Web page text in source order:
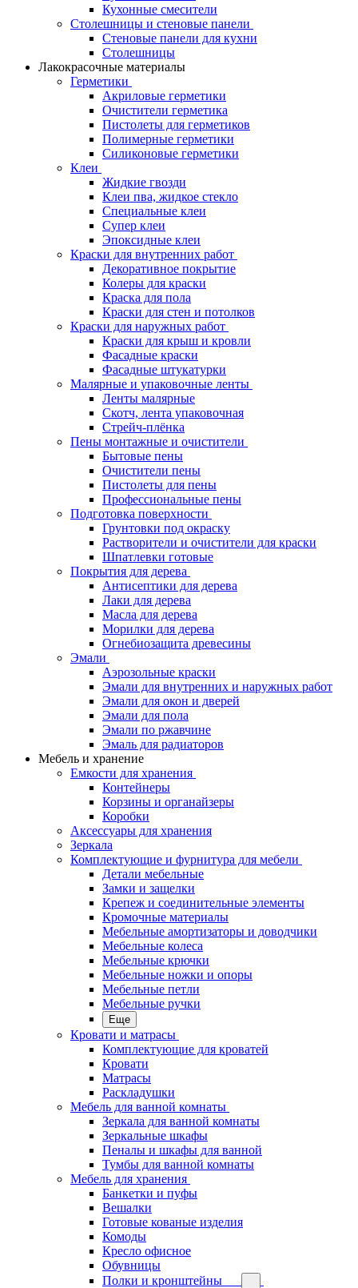
Кухонные смесители
Столешницы и стеновые панели
Стеновые панели для кухни
Столешницы
Лакокрасочные материалы
Герметики
Акриловые герметики
Очистители герметика
Пистолеты для герметиков
Полимерные герметики
Силиконовые герметики
Клеи
Жидкие гвозди
Клеи пва, жидкое стекло
Специальные клеи
Супер клеи
Эпоксидные клеи
Краски для внутренних работ
Декоративное покрытие
Колеры для краски
Краска для пола
Краски для стен и потолков
Краски для наружных работ
Краски для крыш и кровли
Фасадные краски
Фасадные штукатурки
Малярные и упаковочные ленты
Ленты малярные
Скотч, лента упаковочная
Стрейч-плёнка
Пены монтажные и очистители
Бытовые пены
Очистители пены
Пистолеты для пены
Профессиональные пены
Подготовка поверхности
Грунтовки под окраску
Растворители и очистители для краски
Шпатлевки готовые
Покрытия для дерева
Антисептики для дерева
Лаки для дерева
Масла для дерева
Морилки для дерева
Огнебиозащита древесины
Эмали
Аэрозольные краски
Эмали для внутренних и наружных работ
Эмали для окон и дверей
Эмали для пола
Эмали по ржавчине
Эмаль для радиаторов
Мебель и хранение
Емкости для хранения
Контейнеры
Корзины и органайзеры
Коробки
Аксессуары для хранения
Зеркала
Комплектующие и фурнитура для мебели
Детали мебельные
Замки и защелки
Крепеж и соединительные элементы
Кромочные материалы
Мебельные амортизаторы и доводчики
Мебельные колеса
Мебельные крючки
Мебельные ножки и опоры
Мебельные петли
Мебельные ручки
Еще
Кровати и матрасы
Комплектующие для кроватей
Кровати
Матрасы
Раскладушки
Мебель для ванной комнаты
Зеркала для ванной комнаты
Зеркальные шкафы
Пеналы и шкафы для ванной
Тумбы для ванной комнаты
Мебель для хранения
Банкетки и пуфы
Вешалки
Готовые кованые изделия
Комоды
Кресло офисное
Обувницы
Полки и кронштейны